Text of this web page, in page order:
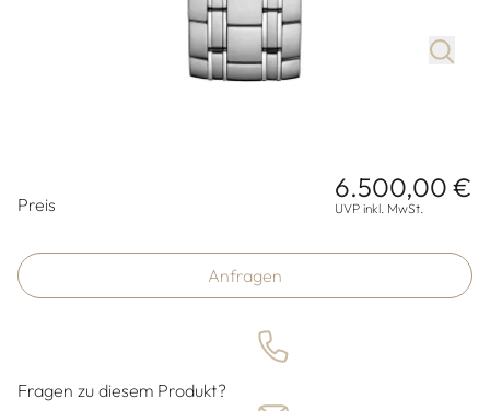
Preis
6.500,00 €
UVP inkl. MwSt.
Anfragen
Fragen zu diesem Produkt?